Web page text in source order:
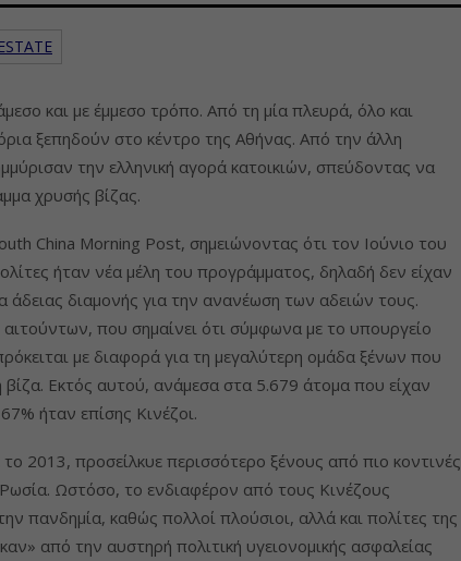
και με έμμεσο τρόπο. Από τη μία πλευρά, όλο και
ξεπηδούν στο κέντρο της Αθήνας. Από την άλλη
την ελληνική αγορά κατοικιών, σπεύδοντας να
χρυσής βίζας.
China Morning Post, σημειώνοντας ότι τον Ιούνιο του
ήταν νέα μέλη του προγράμματος, δηλαδή δεν είχαν
άδειας διαμονής για την ανανέωση των αδειών τους.
που σημαίνει ότι σύμφωνα με το υπουργείο
με διαφορά για τη μεγαλύτερη ομάδα ξένων που
βίζα. Εκτός αυτού, ανάμεσα στα 5.679 άτομα που είχαν
ήταν επίσης Κινέζοι.
2013, προσείλκυε περισσότερο ξένους από πιο κοντινές
Ωστόσο, το ενδιαφέρον από τους Κινέζους
πανδημία, καθώς πολλοί πλούσιοι, αλλά και πολίτες της
από την αυστηρή πολιτική υγειονομικής ασφαλείας